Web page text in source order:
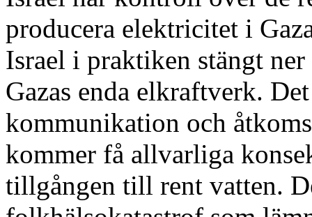
producera elektricitet i
Israel i praktiken stängt
Gazas enda elkraftverk.
kommunikation och
kommer få allvarliga
tillgången till rent vatten.